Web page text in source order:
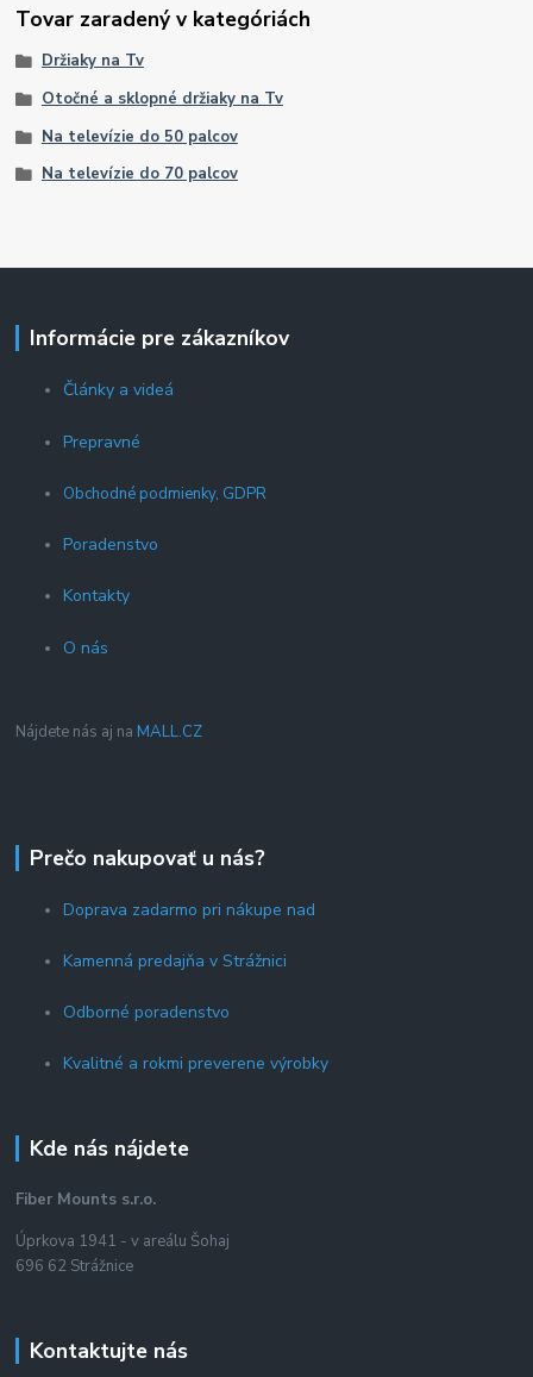
Tovar zaradený v kategóriách
Držiaky na Tv
Otočné a sklopné držiaky na Tv
Na televízie do 50 palcov
Na televízie do 70 palcov
Informácie pre zákazníkov
Články a videá
Prepravné
Obchodné podmienky, GDPR
Poradenstvo
Kontakty
O nás
Nájdete nás aj na MALL.CZ
Prečo nakupovať u nás?
Doprava zadarmo pri nákupe nad
Kamenná predajňa v Strážnici
Odborné poradenstvo
Kvalitné a rokmi preverene výrobky
Kde nás nájdete
Fiber Mounts s.r.o.
Úprkova 1941 - v areálu Šohaj
696 62 Strážnice
Kontaktujte nás